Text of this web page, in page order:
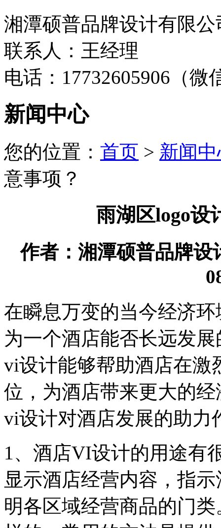
湘潭硕普品牌设计有限公
联系人：王经理
电话：17732605906（微
新闻中心
您的位置： 首页 > 新闻
意事项？
雨湖区logo设
作者：湘潭硕普品牌设
在瞬息万变的当今经济
为一个酒店能否长远发
vi设计能够帮助酒店在激
位，为酒店带来更大的
vi设计对酒店发展的助力
1、酒店VI设计的用途有
显示酒店经营内容，指
明各区域经营商品的门